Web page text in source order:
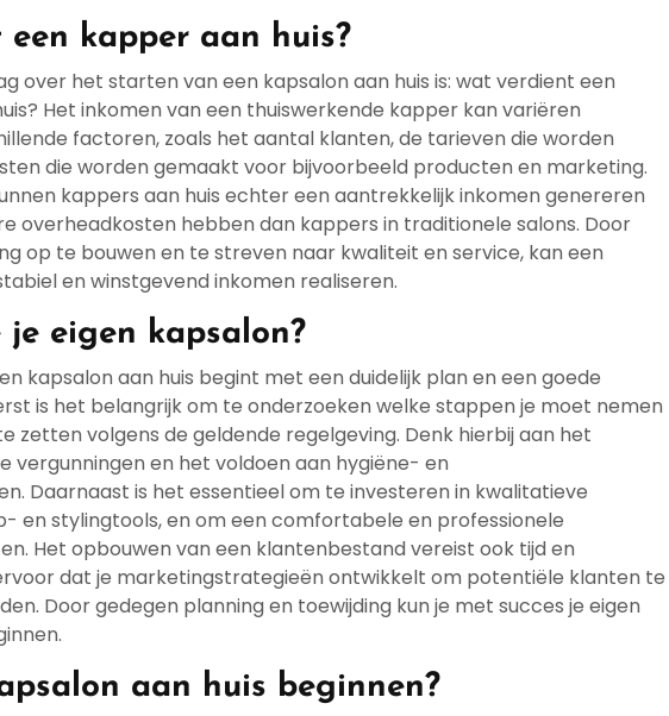
kapper aan huis?
over het starten van een kapsalon aan huis is: wat verdient een
Het inkomen van een thuiswerkende kapper kan variëren
factoren, zoals het aantal klanten, de tarieven die worden
die worden gemaakt voor bijvoorbeeld producten en marketing.
kappers aan huis echter een aantrekkelijk inkomen genereren
overheadkosten hebben dan kappers in traditionele salons. Door
op te bouwen en te streven naar kwaliteit en service, kan een
en winstgevend inkomen realiseren.
eigen kapsalon?
kapsalon aan huis begint met een duidelijk plan en een goede
is het belangrijk om te onderzoeken welke stappen je moet nemen
zetten volgens de geldende regelgeving. Denk hierbij aan het
vergunningen en het voldoen aan hygiëne- en
Daarnaast is het essentieel om te investeren in kwalitatieve
en stylingtools, en om een comfortabele en professionele
Het opbouwen van een klantenbestand vereist ook tijd en
dat je marketingstrategieën ontwikkelt om potentiële klanten te
Door gedegen planning en toewijding kun je met succes je eigen
aan huis beginnen?